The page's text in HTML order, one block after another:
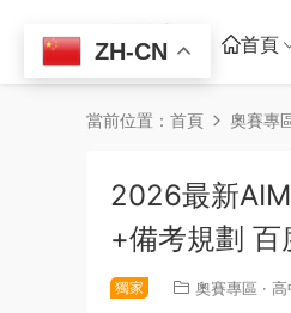
首頁
當前位置： 首頁 奧賽專
2026最新
+備考規劃 百
獨家 奧賽專區 · 高
ZH-CN